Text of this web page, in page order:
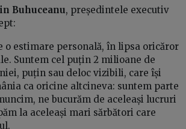
Buhuceanu, președintele executiv
o estimare personală, în lipsa oricăror
Suntem cel puțin 2 milioane de
puțin sau deloc vizibili, care își
ca oricine altcineva: suntem parte
ne bucurăm de aceleași lucruri
la aceleași mari sărbători care